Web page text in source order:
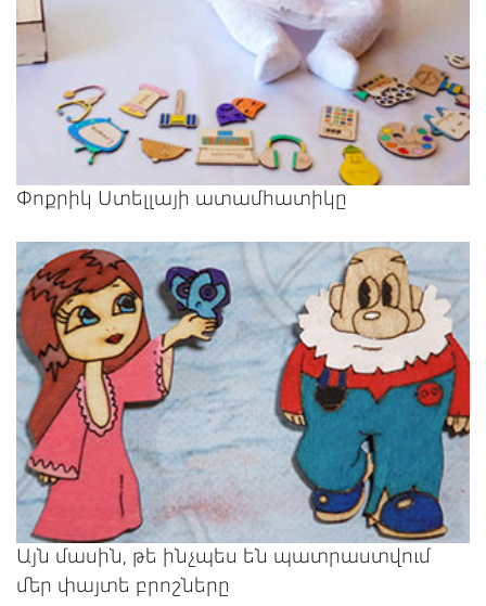
Փոքրիկ Ստելլայի ատամհատիկը
Այն մասին, թե ինչպես են պատրաստվում
մեր փայտե բրոշները